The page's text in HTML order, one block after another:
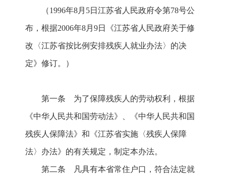
（1996年8月5日江苏省人民政府令第78号公
布，根据2006年8月9日《江苏省人民政府关于修
改〈江苏省按比例安排残疾人就业办法〉的决
定》修订。）
第一条 为了保障残疾人的劳动权利，根据
《中华人民共和国劳动法》、《中华人民共和国
残疾人保障法》和《江苏省实施〈残疾人保障
法〉办法》的有关规定，制定本办法。
第二条 凡具有本省常住户口，符合法定就